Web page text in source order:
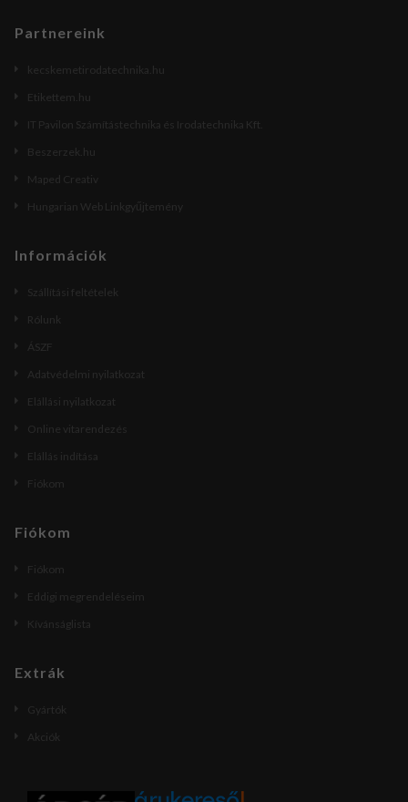
Partnereink
kecskemetirodatechnika.hu
Etikettem.hu
IT Pavilon Számítástechnika és Irodatechnika Kft.
Beszerzek.hu
Maped Creativ
Hungarian Web Linkgyűjtemény
Információk
Szállítási feltételek
Rólunk
ÁSZF
Adatvédelmi nyilatkozat
Elállási nyilatkozat
Online vitarendezés
Elállás indítása
Fiókom
Fiókom
Fiókom
Eddigi megrendeléseim
Kívánságlista
Extrák
Gyártók
Akciók